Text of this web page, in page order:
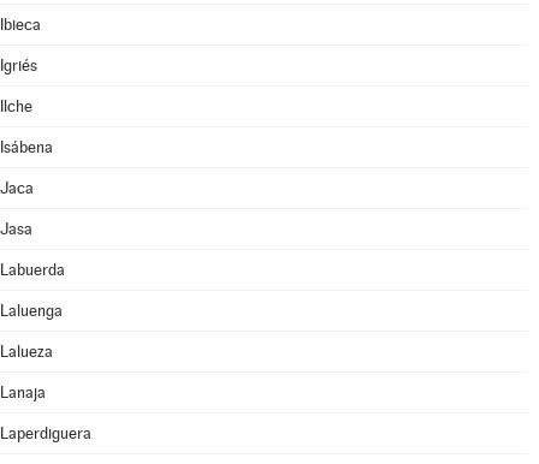
Ibieca
Igriés
Ilche
Isábena
Jaca
Jasa
Labuerda
Laluenga
Lalueza
Lanaja
Laperdiguera